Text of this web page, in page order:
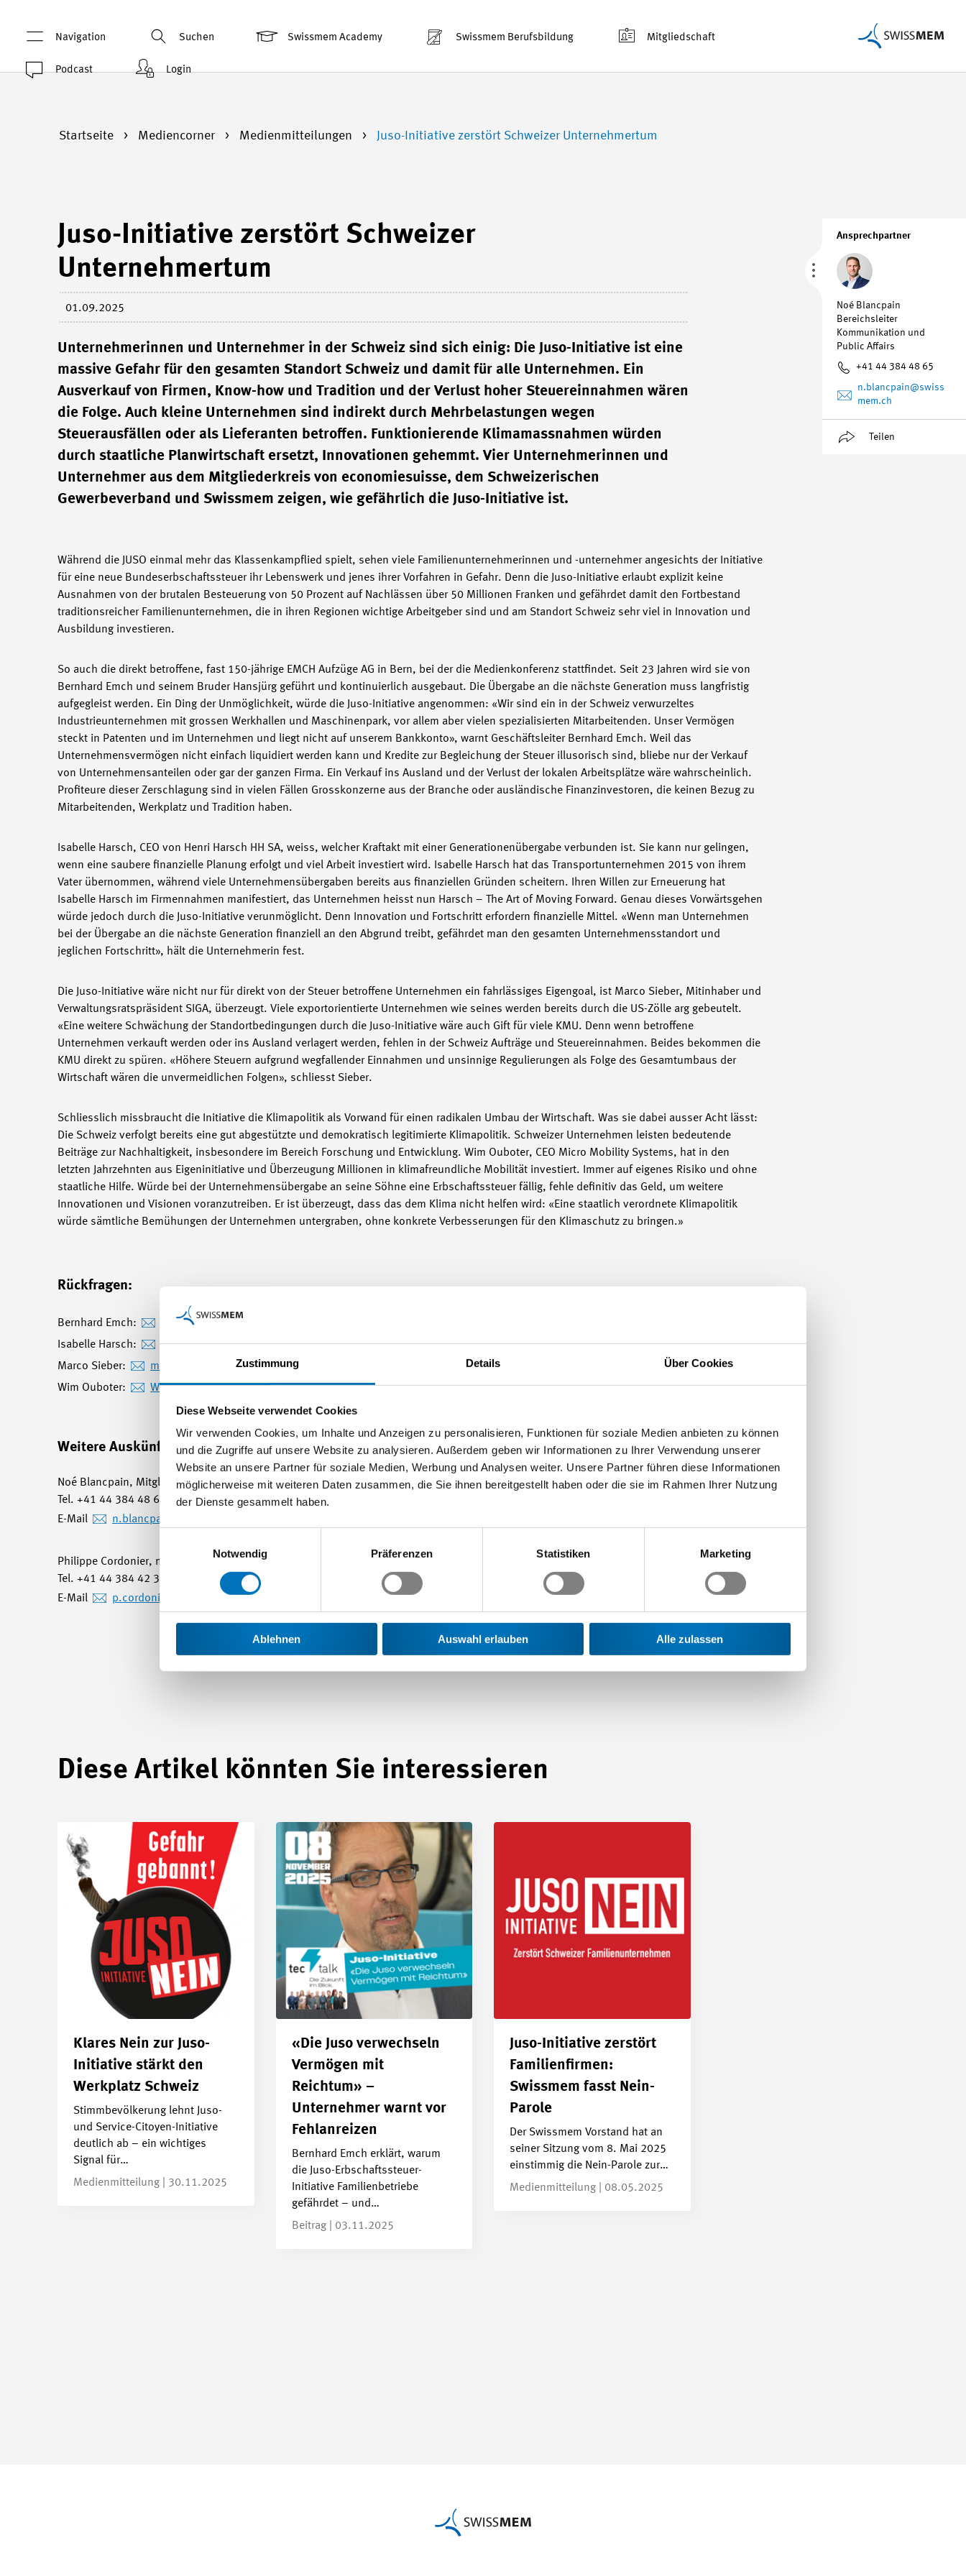
Zustimmung Details Über Cookies
Diese Webseite verwendet Cookies
Wir verwenden Cookies, um Inhalte und Anzeigen zu personalisieren, Funktionen für soziale Medien anbieten zu können
und die Zugriffe auf unsere Website zu analysieren. Außerdem geben wir Informationen zu Ihrer Verwendung unserer
Website an unsere Partner für soziale Medien, Werbung und Analysen weiter. Unsere Partner führen diese Informationen
möglicherweise mit weiteren Daten zusammen, die Sie ihnen bereitgestellt haben oder die sie im Rahmen Ihrer Nutzung
der Dienste gesammelt haben.
Notwendig
Präferenzen Statistiken Marketing
Ablehnen Auswahl erlauben Alle zulassen
Navigation Suchen Swissmem Academy Swissmem Berufsbildung Mitgliedschaft
Podcast Login
Startseite Mediencorner Medienmitteilungen Juso-Initiative zerstört Schweizer Unternehmertum
Ansprechpartner
Noé Blancpain
Bereichsleiter
Kommunikation und
Public Affairs
+41 44 384 48 65
n.blancpain@swiss
mem.ch
Teilen
Juso-Initiative zerstört Schweizer
Unternehmertum
01.09.2025
Unternehmerinnen und Unternehmer in der Schweiz sind sich einig: Die Juso-Initiative ist eine
massive Gefahr für den gesamten Standort Schweiz und damit für alle Unternehmen. Ein
Ausverkauf von Firmen, Know-how und Tradition und der Verlust hoher Steuereinnahmen wären
die Folge. Auch kleine Unternehmen sind indirekt durch Mehrbelastungen wegen
Steuerausfällen oder als Lieferanten betroffen. Funktionierende Klimamassnahmen würden
durch staatliche Planwirtschaft ersetzt, Innovationen gehemmt. Vier Unternehmerinnen und
Unternehmer aus dem Mitgliederkreis von economiesuisse, dem Schweizerischen
Gewerbeverband und Swissmem zeigen, wie gefährlich die Juso-Initiative ist.
Während die JUSO einmal mehr das Klassenkampflied spielt, sehen viele Familienunternehmerinnen und -unternehmer angesichts der Initiative
für eine neue Bundeserbschaftssteuer ihr Lebenswerk und jenes ihrer Vorfahren in Gefahr. Denn die Juso-Initiative erlaubt explizit keine
Ausnahmen von der brutalen Besteuerung von 50 Prozent auf Nachlässen über 50 Millionen Franken und gefährdet damit den Fortbestand
traditionsreicher Familienunternehmen, die in ihren Regionen wichtige Arbeitgeber sind und am Standort Schweiz sehr viel in Innovation und
Ausbildung investieren.
So auch die direkt betroffene, fast 150-jährige EMCH Aufzüge AG in Bern, bei der die Medienkonferenz stattfindet. Seit 23 Jahren wird sie von
Bernhard Emch und seinem Bruder Hansjürg geführt und kontinuierlich ausgebaut. Die Übergabe an die nächste Generation muss langfristig
aufgegleist werden. Ein Ding der Unmöglichkeit, würde die Juso-Initiative angenommen: «Wir sind ein in der Schweiz verwurzeltes
Industrieunternehmen mit grossen Werkhallen und Maschinenpark, vor allem aber vielen spezialisierten Mitarbeitenden. Unser Vermögen
steckt in Patenten und im Unternehmen und liegt nicht auf unserem Bankkonto», warnt Geschäftsleiter Bernhard Emch. Weil das
Unternehmensvermögen nicht einfach liquidiert werden kann und Kredite zur Begleichung der Steuer illusorisch sind, bliebe nur der Verkauf
von Unternehmensanteilen oder gar der ganzen Firma. Ein Verkauf ins Ausland und der Verlust der lokalen Arbeitsplätze wäre wahrscheinlich.
Profiteure dieser Zerschlagung sind in vielen Fällen Grosskonzerne aus der Branche oder ausländische Finanzinvestoren, die keinen Bezug zu
Mitarbeitenden, Werkplatz und Tradition haben.
Isabelle Harsch, CEO von Henri Harsch HH SA, weiss, welcher Kraftakt mit einer Generationenübergabe verbunden ist. Sie kann nur gelingen,
wenn eine saubere finanzielle Planung erfolgt und viel Arbeit investiert wird. Isabelle Harsch hat das Transportunternehmen 2015 von ihrem
Vater übernommen, während viele Unternehmensübergaben bereits aus finanziellen Gründen scheitern. Ihren Willen zur Erneuerung hat
Isabelle Harsch im Firmennahmen manifestiert, das Unternehmen heisst nun Harsch – The Art of Moving Forward. Genau dieses Vorwärtsgehen
würde jedoch durch die Juso-Initiative verunmöglicht. Denn Innovation und Fortschritt erfordern finanzielle Mittel. «Wenn man Unternehmen
bei der Übergabe an die nächste Generation finanziell an den Abgrund treibt, gefährdet man den gesamten Unternehmensstandort und
jeglichen Fortschritt», hält die Unternehmerin fest.
Die Juso-Initiative wäre nicht nur für direkt von der Steuer betroffene Unternehmen ein fahrlässiges Eigengoal, ist Marco Sieber, Mitinhaber und
Verwaltungsratspräsident SIGA, überzeugt. Viele exportorientierte Unternehmen wie seines werden bereits durch die US-Zölle arg gebeutelt.
«Eine weitere Schwächung der Standortbedingungen durch die Juso-Initiative wäre auch Gift für viele KMU. Denn wenn betroffene
Unternehmen verkauft werden oder ins Ausland verlagert werden, fehlen in der Schweiz Aufträge und Steuereinnahmen. Beides bekommen die
KMU direkt zu spüren. «Höhere Steuern aufgrund wegfallender Einnahmen und unsinnige Regulierungen als Folge des Gesamtumbaus der
Wirtschaft wären die unvermeidlichen Folgen», schliesst Sieber.
Schliesslich missbraucht die Initiative die Klimapolitik als Vorwand für einen radikalen Umbau der Wirtschaft. Was sie dabei ausser Acht lässt:
Die Schweiz verfolgt bereits eine gut abgestützte und demokratisch legitimierte Klimapolitik. Schweizer Unternehmen leisten bedeutende
Beiträge zur Nachhaltigkeit, insbesondere im Bereich Forschung und Entwicklung. Wim Ouboter, CEO Micro Mobility Systems, hat in den
letzten Jahrzehnten aus Eigeninitiative und Überzeugung Millionen in klimafreundliche Mobilität investiert. Immer auf eigenes Risiko und ohne
staatliche Hilfe. Würde bei der Unternehmensübergabe an seine Söhne eine Erbschaftssteuer fällig, fehle definitiv das Geld, um weitere
Innovationen und Visionen voranzutreiben. Er ist überzeugt, dass das dem Klima nicht helfen wird: «Eine staatlich verordnete Klimapolitik
würde sämtliche Bemühungen der Unternehmen untergraben, ohne konkrete Verbesserungen für den Klimaschutz zu bringen.»
Rückfragen:
Bernhard Emch: b.emch
Isabelle Harsch:
isabelle.harsch@harsch.ch
Marco Sieber:
marco.sieber
@siga.swiss
Wim Ouboter:
Wim.Ouboter@micro.ms
Weitere Auskünfte erteilen:
Noé Blancpain, Mitglied der Geschäftsleitung und Leiter Kommunikation & Public Affairs
Tel. +41 44 384 48 65 / Mobile +41 78 748 61 63
E-Mail
n.blancpain
Philippe Cordonier, membre de la direction et responsable Suisse romande
Tel. +41 44 384 42 30 / Mobile +41 79 644 46 77
E-Mail
p.cordonier @swissmem.ch
Diese Artikel könnten Sie interessieren
Klares Nein zur Juso-
Initiative stärkt den
Werkplatz Schweiz
Stimmbevölkerung lehnt Juso-
und Service-Citoyen-Initiative
deutlich ab – ein wichtiges
Signal für…
Medienmitteilung | 30.11.2025
«Die Juso verwechseln
Vermögen mit
Reichtum» –
Unternehmer warnt vor
Fehlanreizen
Bernhard Emch erklärt, warum
die Juso-Erbschaftssteuer-
Initiative Familienbetriebe
gefährdet – und…
Beitrag | 03.11.2025
Juso-Initiative zerstört
Familienfirmen:
Swissmem fasst Nein-
Parole
Der Swissmem Vorstand hat an
seiner Sitzung vom 8. Mai 2025
einstimmig die Nein-Parole zur…
Medienmitteilung | 08.05.2025